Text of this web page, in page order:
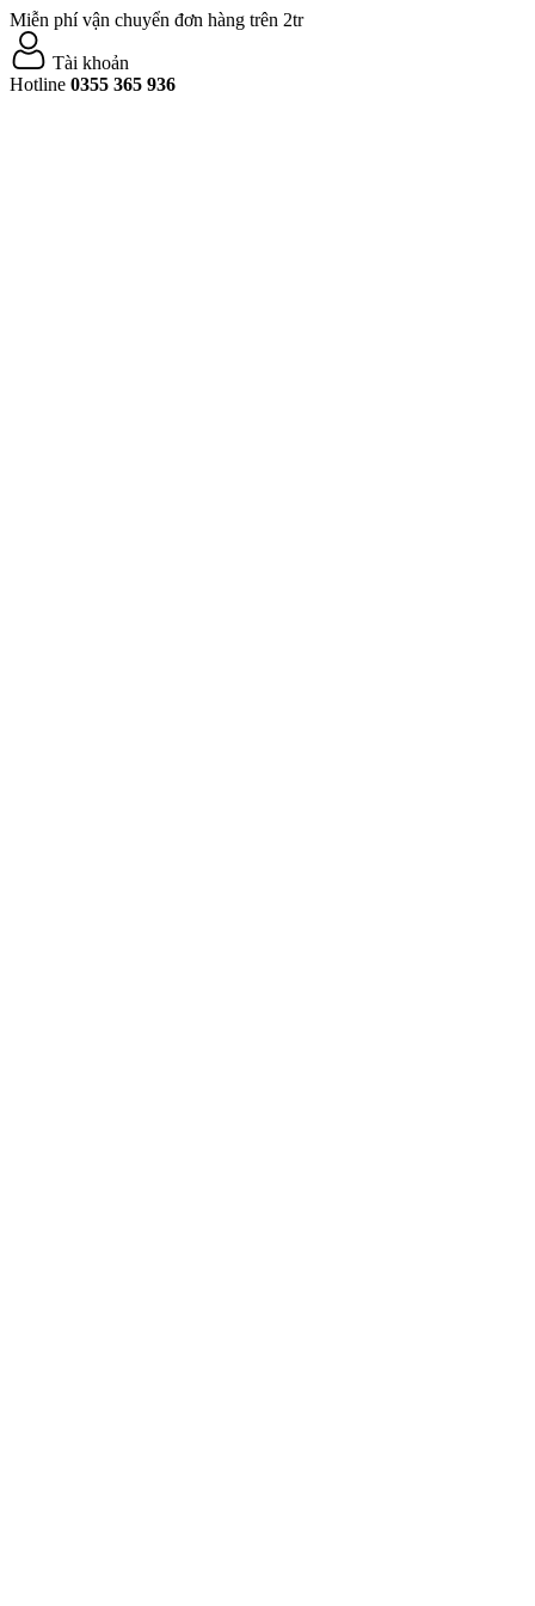
Miễn phí vận chuyển đơn hàng trên 2tr
Tài khoản
Hotline 0355 365 936